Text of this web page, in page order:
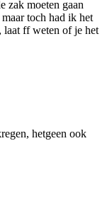
zak moeten gaan
toch had ik het
ff weten of je het
hetgeen ook